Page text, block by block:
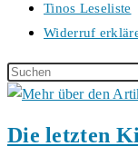
Tinos Leseliste
Widerruf
Diese
Website
Die letzten